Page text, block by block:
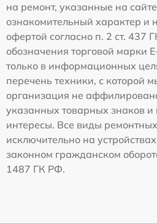
на ремонт, указанные на
ознакомительный характер и
офертой согласно п. 2 ст. 437
обозначения торговой марки
только в информационных
перечень техники, с которой
организация не
указанных товарных знаков и
интересы. Все виды
исключительно на
законном гражданском
1487 ГК РФ.